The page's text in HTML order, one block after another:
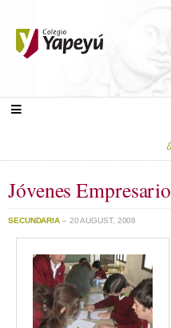
Jóvenes
SECUNDARIA – 20 AUGUST, 2008